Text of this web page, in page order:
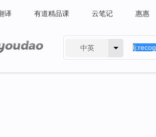
译 有道精品课 云笔记 惠惠
中英